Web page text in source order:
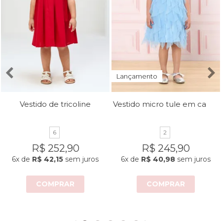
Vestido de tricoline
6
R$ 252,90
6x de R$ 42,15 sem juros
COMPRAR
Lançamento
2
R$ 245,90
6x de R$ 40,98 sem juros
COMPRAR